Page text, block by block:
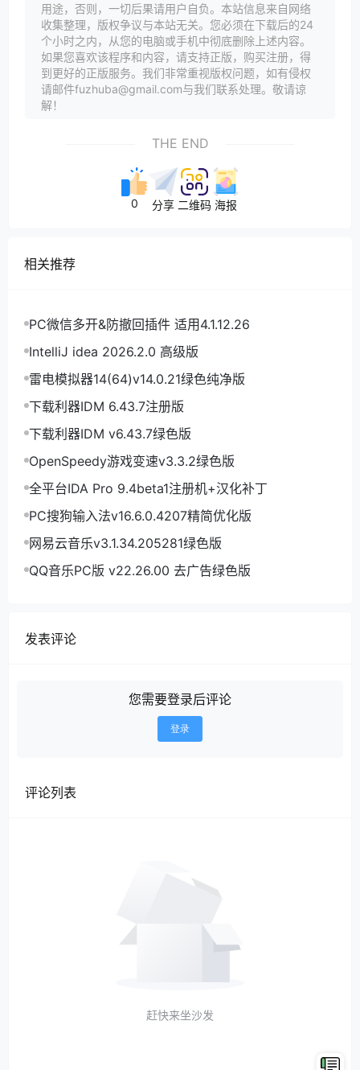
用途，否则，一切后果请用户自负。本站信息来自网络
收集整理，版权争议与本站无关。您必须在下载后的24
个小时之内，从您的电脑或手机中彻底删除上述内容。
如果您喜欢该程序和内容，请支持正版，购买注册，得
到更好的正版服务。我们非常重视版权问题，如有侵权
请邮件fuzhuba@gmail.com与我们联系处理。敬请谅
解！
THE END
0 分享 二维码 海报
相关推荐
PC微信多开&防撤回插件 适用4.1.12.26
IntelliJ idea 2026.2.0 高级版
雷电模拟器14(64)v14.0.21绿色纯净版
下载利器IDM 6.43.7注册版
下载利器IDM v6.43.7绿色版
OpenSpeedy游戏变速v3.3.2绿色版
全平台IDA Pro 9.4beta1注册机+汉化补丁
PC搜狗输入法v16.6.0.4207精简优化版
网易云音乐v3.1.34.205281绿色版
QQ音乐PC版 v22.26.00 去广告绿色版
发表评论
您需要登录后评论
登录
评论列表
赶快来坐沙发